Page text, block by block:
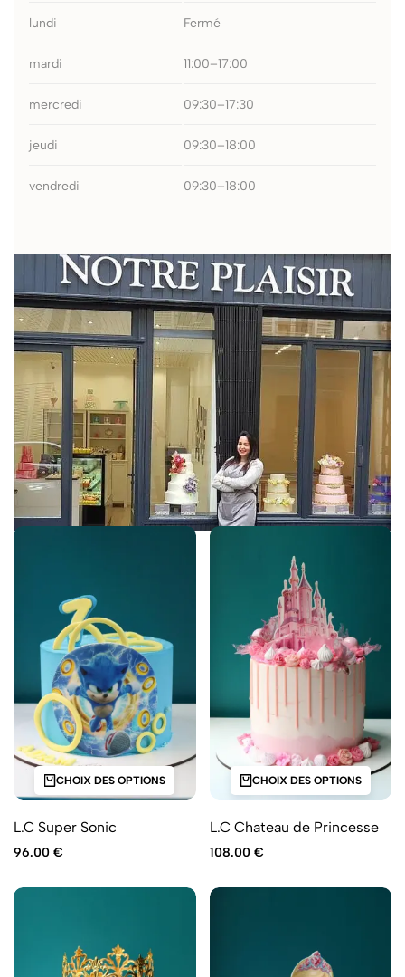
lundi Fermé
mardi 11:00–17:00
mercredi 09:30–17:30
jeudi 09:30–18:00
vendredi 09:30–18:00
CHOIX DES OPTIONS
L.C Super Sonic
96.00 €
CHOIX DES OPTIONS
L.C Chateau de Princesse
108.00 €